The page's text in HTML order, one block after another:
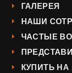
ГАЛЕРЕЯ
НАШИ
ЧАСТЫЕ
КУПИТЬ НА